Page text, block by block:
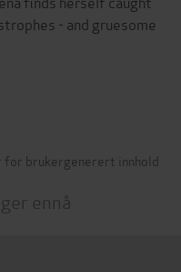
- and gruesome
for brukergenerert innhold
ennå